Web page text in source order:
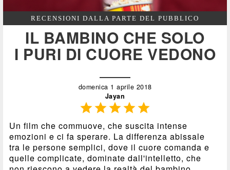
RECENSIONI DALLA PARTE DEL PUBBLICO
IL BAMBINO CHE SOLO
I PURI DI CUORE VEDONO
domenica 1 aprile 2018
Jayan

Un film che commuove, che suscita intense
emozioni e ci fa sperare. La differenza abissale
tra le persone semplici, dove il cuore comanda e
quelle complicate, dominate dall'intelletto, che